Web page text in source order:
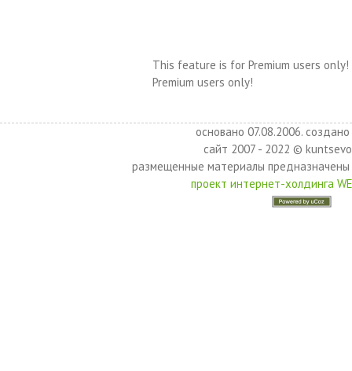
This feature is for Premium users only!
Premium users only!
основано 07.08.2006.
сайт 2007 - 2022 ©
размещенные материалы
проект интернет-холдинга